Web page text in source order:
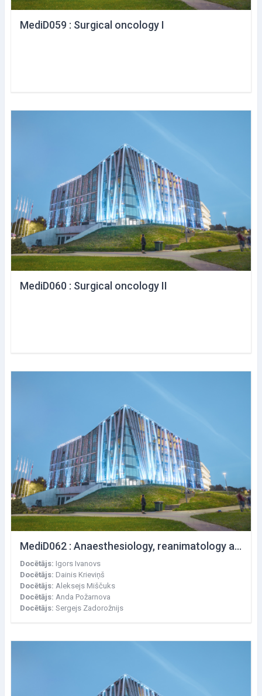
MediD059 : Surgical oncology I
MediD060 : Surgical oncology II
MediD062 : Anaesthesiology, reanimatology and intensive care
Docētājs: Igors Ivanovs
Docētājs: Dainis Krieviņš
Docētājs: Aleksejs Miščuks
Docētājs: Anda Požarnova
Docētājs: Sergejs Zadorožnijs